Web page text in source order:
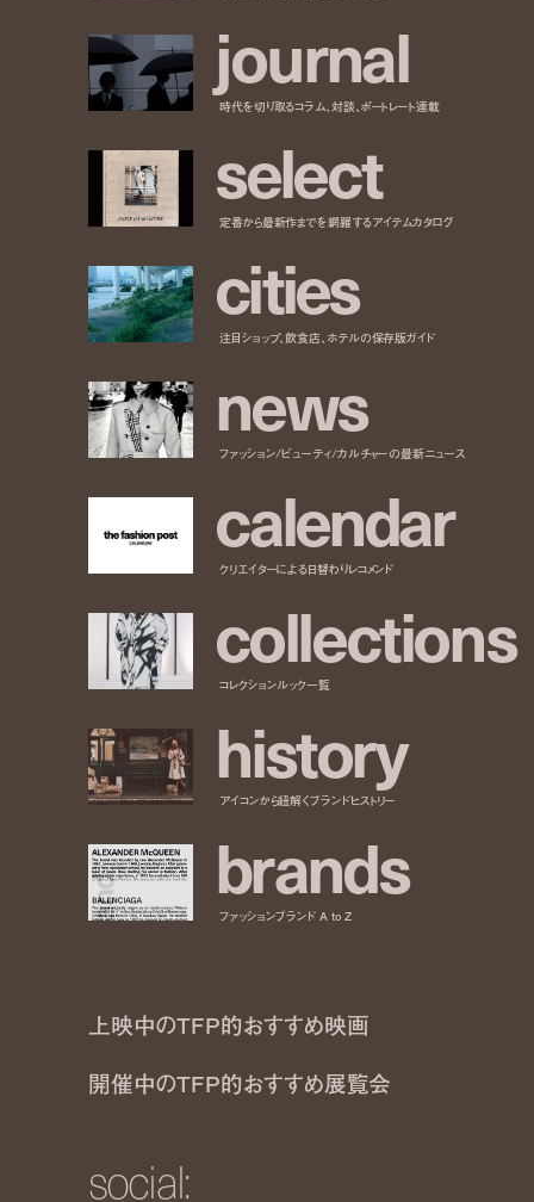
journal
時代を切り取るコラム、対談、ポートレート連載
select
定番から最新作までを網羅するアイテムカタログ
cities
注目ショップ、飲食店、ホテルの保存版ガイド
news
ファッション/ビューティ/カルチャーの最新ニュース
calendar
クリエイターによる日替わりレコメンド
collections
コレクションルック一覧
history
アイコンから紐解くブランドヒストリー
brands
ファッションブランド A to Z
上映中のTFP的おすすめ映画
開催中のTFP的おすすめ展覧会
social: